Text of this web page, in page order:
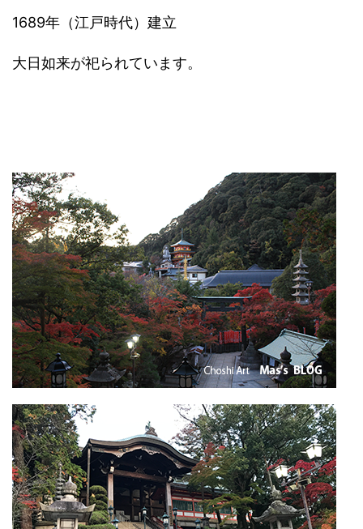
1689年（江戸時代）建立
大日如来が祀られています。